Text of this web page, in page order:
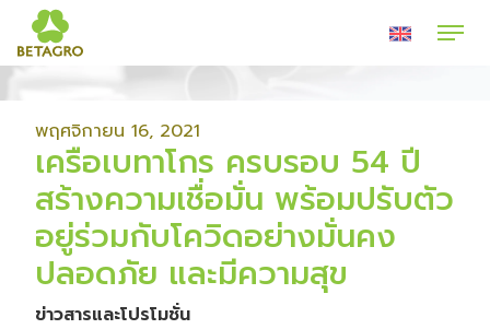
พฤศจิกายน 16, 2021
เครือเบทาโกร ครบรอบ 54 ปี
สร้างความเชื่อมั่น พร้อมปรับตัว
อยู่ร่วมกับโควิดอย่างมั่นคง
ปลอดภัย และมีความสุข
ข่าวสารและโปรโมชั่น